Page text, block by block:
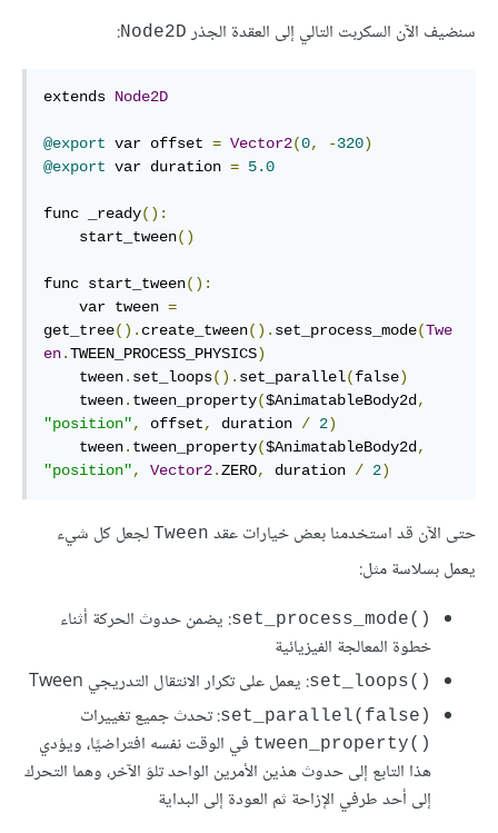
سنضيف الآن السكربت التالي إلى العقدة الجذر Node2D
:
extends Node2D
@export var offset = Vector2(0, -320)
@export var duration = 5.0
func _ready():
    start_tween
()
func start_tween():
    var tween
=
get_tree(). create_tween(). set_process_mode(Twe
en.TWEEN_PROCESS_PHYSICS)
    tween
. set_loops(). set_parallel(false)
    tween
. tween_property($AnimatableBody2d,
"position", offset, duration / 2)
    tween
. tween_property($AnimatableBody2d,
"position", Vector2.ZERO, duration / 2)
حتى الآن قد استخدمنا بعض خيارات عقد Tween لجعل كل شيء
يعمل بسلاسة مثل:
set_process_mode()‎: يضمن حدوث الحركة أثناء
خطوة المعالجة الفيزيائية
set_loops()‎: يعمل على تكرار الانتقال التدريجي Tween
set_parallel(false)‎: تحدث جميع تغييرات
tween_property()‎ في الوقت نفسه افتراضيًا، ويؤدي
هذا التابع إلى حدوث هذين الأمرين الواحد تلوَ الآخر، وهما التحرك
إلى أحد طرفي الإزاحة ثم العودة إلى البداية